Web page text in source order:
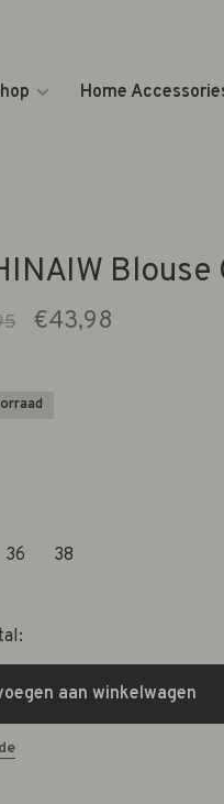
Home
Blouse
€43,98
36 38
aan winkelwagen